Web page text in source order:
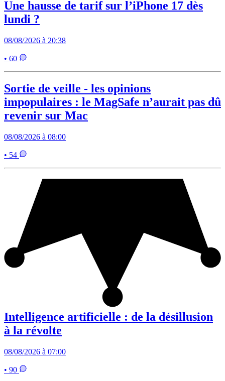
Une hausse de tarif sur l’iPhone 17 dès
lundi ?
08/08/2026 à 20:38
• 60
Sortie de veille - les opinions
impopulaires : le MagSafe n’aurait pas dû
revenir sur Mac
08/08/2026 à 08:00
• 54
Intelligence artificielle : de la désillusion
à la révolte
08/08/2026 à 07:00
• 90